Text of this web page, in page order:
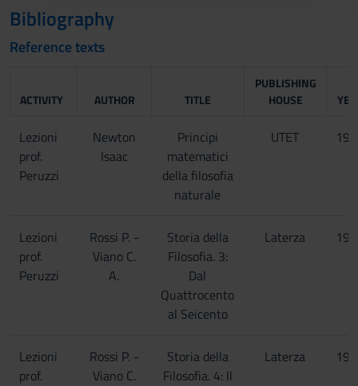
raccolto dal tuo utilizzo dei loro servizi.
Bibliography
Reference texts
ACTIVITY AUTHOR TITLE
PUBLISHING
HOUSE
Lezioni
prof.
Peruzzi
Newton
Isaac
Principi
matematici
della filosofia
naturale
UTET
Lezioni
prof.
Peruzzi
Rossi P. -
Viano C.
A.
Storia della
Filosofia. 3:
Dal
Quattrocento
al Seicento
Laterza
Lezioni
prof.
Rossi P. -
Viano C.
Storia della
Filosofia. 4: Il
Laterza